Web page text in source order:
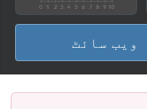
ویب سائٹ